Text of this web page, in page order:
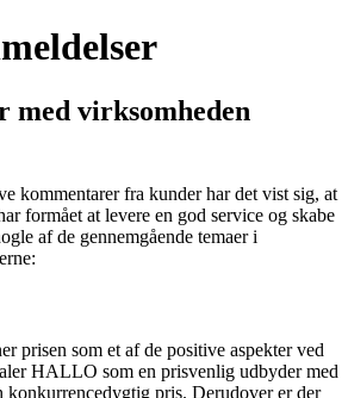
med virksomheden
kommentarer fra kunder har det vist sig, at
formået at levere en god service og skabe
af de gennemgående temaer i
prisen som et af de positive aspekter ved
HALLO som en prisvenlig udbyder med
konkurrencedygtig pris. Derudover er der